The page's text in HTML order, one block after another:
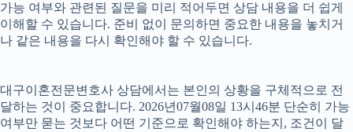
가능 여부와 관련된 질문을 미리 적어두면 상담 내용을 더 쉽게
이해할 수 있습니다. 준비 없이 문의하면 중요한 내용을 놓치거
나 같은 내용을 다시 확인해야 할 수 있습니다.
대구이혼전문변호사 상담에서는 본인의 상황을 구체적으로 전
달하는 것이 중요합니다. 2026년07월08일 13시46분 단순히 가능
여부만 묻는 것보다 어떤 기준으로 확인해야 하는지, 조건이 달